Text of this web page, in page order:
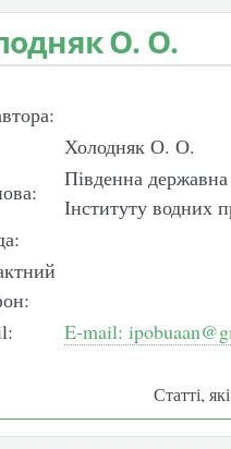
О. О.
Холодняк О. О.
Південна державна
Інституту водних
E-mail:
Статті,